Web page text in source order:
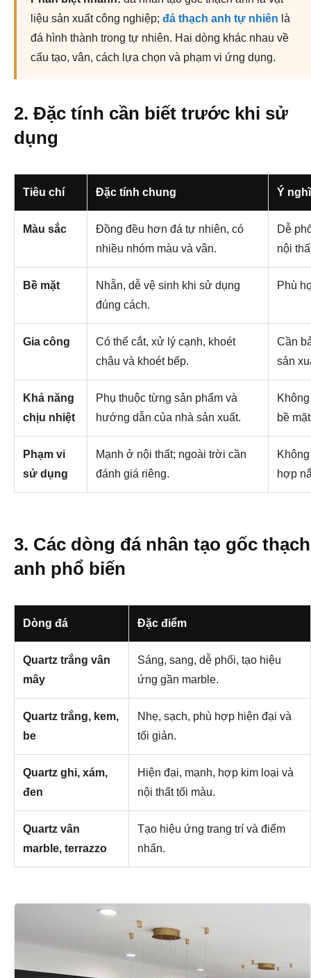
liệu sản xuất công nghiệp; đá thạch anh tự nhiên là
đá hình thành trong tự nhiên. Hai dòng khác nhau về
cấu tạo, vân, cách lựa chọn và phạm vi ứng dụng.
2. Đặc tính cần biết trước khi sử
dụng
Tiêu chí Đặc tính chung Ý
Màu sắc
Đồng đều hơn đá tự nhiên, có
nhiều nhóm màu và vân.
Dễ
nội
Bề mặt
Nhẵn, dễ vệ sinh khi sử dụng
đúng cách.
Phù
Gia công
Có thể cắt, xử lý cạnh, khoét
chậu và khoét bếp.
Cần
sản
Khả năng
chịu nhiệt
Phụ thuộc từng sản phẩm và
hướng dẫn của nhà sản xuất.
bề
Phạm vi
sử dụng
Mạnh ở nội thất; ngoài trời cần
đánh giá riêng.
hợp
3. Các dòng đá nhân tạo gốc thạch
anh phổ biến
Dòng đá Đặc điểm
Quartz trắng vân
mây
Sáng, sang, dễ phối, tạo hiệu
ứng gần marble.
Quartz trắng, kem,
be
Nhẹ, sạch, phù hợp hiện đại và
tối giản.
Quartz ghi, xám,
đen
Hiện đại, mạnh, hợp kim loại và
nội thất tối màu.
Quartz vân
marble, terrazzo
Tạo hiệu ứng trang trí và điểm
nhấn.